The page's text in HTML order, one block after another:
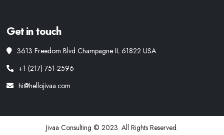
Get in touch
3613 Freedom Blvd Champagne IL 61822 USA
+1 (217) 751-2596
hi@hellojivaa.com
Jivaa Consulting © 2023. All Rights Reserved.